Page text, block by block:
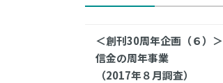
＜創刊30周年企画（６）＞
信金の周年事業
（2017年８月調査）